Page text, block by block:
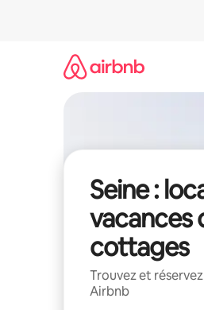
Seine :
vacances
cottages
Trouvez et
Airbnb